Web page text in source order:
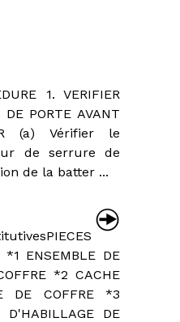
1. VERIFIER
DE PORTE AVANT
(a) Vérifier le
de serrure de
de la batter ...
*1 ENSEMBLE DE
*2 CACHE
DE COFFRE *3
D'HABILLAGE DE